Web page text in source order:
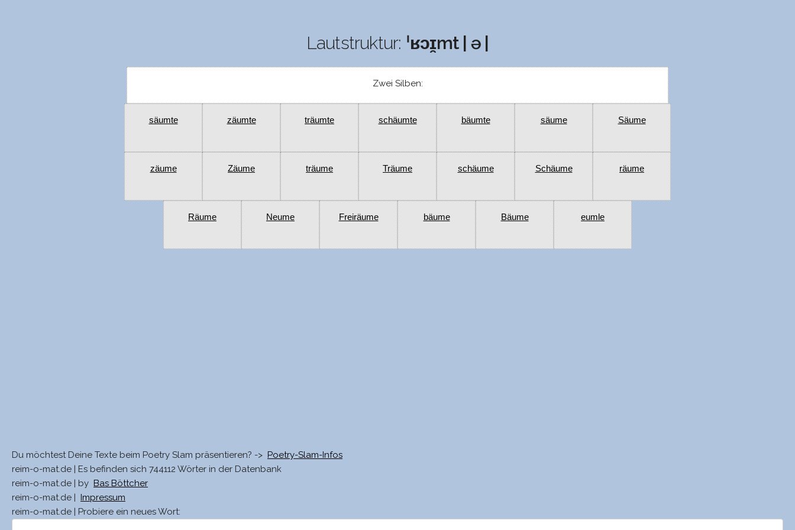
Lautstruktur: ˈʁɔɪ̯mt | ə |
Zwei Silben:
säumte zäumte träumte schäumte bäumte säume Säume
zäume Zäume träume Träume schäume Schäume räume
Räume Neume Freiräume bäume Bäume eumle
Du möchtest Deine Texte beim Poetry Slam präsentieren? -> Poetry-Slam-Infos
reim-o-mat.de | Es befinden sich 744112 Wörter in der Datenbank
reim-o-mat.de | by Bas Böttcher
reim-o-mat.de |
Impressum
reim-o-mat.de | Probiere ein neues Wort: